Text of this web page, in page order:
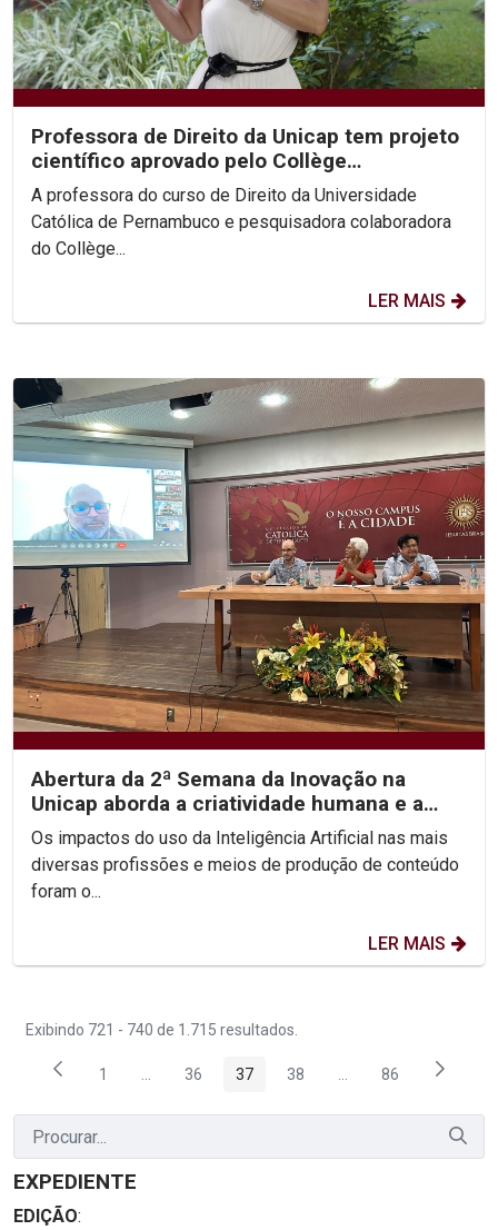
Professora de Direito da Unicap tem projeto
científico aprovado pelo Collège
International de...
A professora do curso de Direito da Universidade
Católica de Pernambuco e pesquisadora colaboradora
do Collège...
LER MAIS
Abertura da 2ª Semana da Inovação na
Unicap aborda a criatividade humana e a
inteligência...
Os impactos do uso da Inteligência Artificial nas mais
diversas profissões e meios de produção de conteúdo
foram o...
LER MAIS
Exibindo 721 - 740 de 1.715 resultados.
Página
1 Páginas intermediárias Usar ABA para navegar.
Página
36 Página
37 Página
38 PáginasPágina
86
EXPEDIENTE
EDIÇÃO: